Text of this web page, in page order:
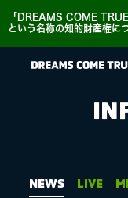
「DREAMS COME TRUE
という名称の知的財産権に
NEWS LIVE